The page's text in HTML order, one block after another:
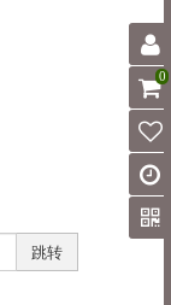
跳转
0